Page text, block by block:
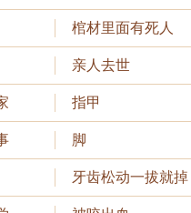
棺材里面有死人
亲人去世
指甲
脚
牙齿松动一拔就掉